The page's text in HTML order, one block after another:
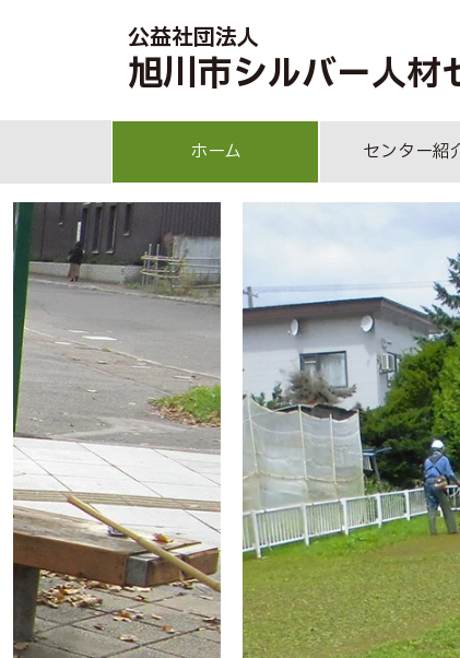
公益社団法人
旭川市シルバー人材
ホーム センター紹